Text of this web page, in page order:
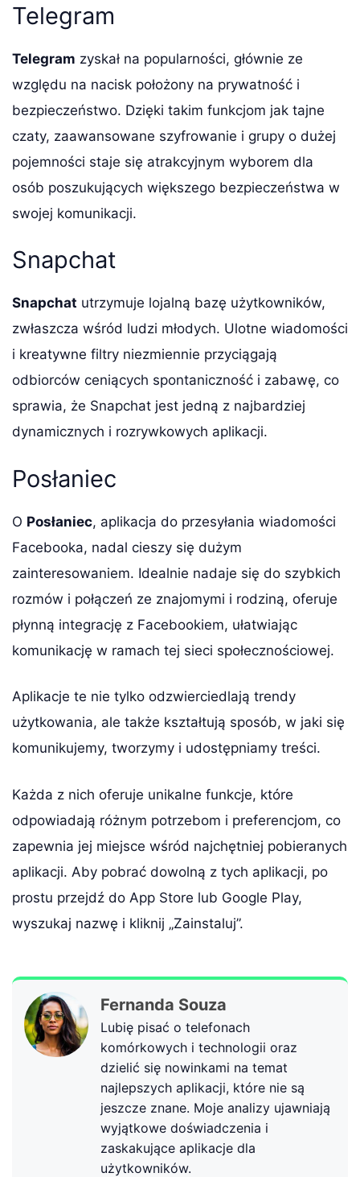
Telegram
Telegram zyskał na popularności, głównie ze
względu na nacisk położony na prywatność i
bezpieczeństwo. Dzięki takim funkcjom jak tajne
czaty, zaawansowane szyfrowanie i grupy o dużej
pojemności staje się atrakcyjnym wyborem dla
osób poszukujących większego bezpieczeństwa w
swojej komunikacji.
Snapchat
Snapchat utrzymuje lojalną bazę użytkowników,
zwłaszcza wśród ludzi młodych. Ulotne wiadomości
i kreatywne filtry niezmiennie przyciągają
odbiorców ceniących spontaniczność i zabawę, co
sprawia, że Snapchat jest jedną z najbardziej
dynamicznych i rozrywkowych aplikacji.
Posłaniec
O Posłaniec, aplikacja do przesyłania wiadomości
Facebooka, nadal cieszy się dużym
zainteresowaniem. Idealnie nadaje się do szybkich
rozmów i połączeń ze znajomymi i rodziną, oferuje
płynną integrację z Facebookiem, ułatwiając
komunikację w ramach tej sieci społecznościowej.
Aplikacje te nie tylko odzwierciedlają trendy
użytkowania, ale także kształtują sposób, w jaki się
komunikujemy, tworzymy i udostępniamy treści.
Każda z nich oferuje unikalne funkcje, które
odpowiadają różnym potrzebom i preferencjom, co
zapewnia jej miejsce wśród najchętniej pobieranych
aplikacji. Aby pobrać dowolną z tych aplikacji, po
prostu przejdź do App Store lub Google Play,
wyszukaj nazwę i kliknij „Zainstaluj”.
Fernanda Souza
Lubię pisać o telefonach
komórkowych i technologii oraz
dzielić się nowinkami na temat
najlepszych aplikacji, które nie są
jeszcze znane. Moje analizy ujawniają
wyjątkowe doświadczenia i
zaskakujące aplikacje dla
użytkowników.